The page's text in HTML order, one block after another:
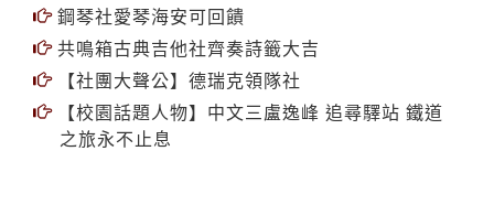
鋼琴社愛琴海安可回饋
共鳴箱古典吉他社齊奏詩籤大吉
【社團大聲公】德瑞克領隊社
【校園話題人物】中文三盧逸峰 追尋驛站 鐵道
之旅永不止息